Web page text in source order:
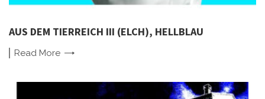
AUS DEM TIERREICH III (ELCH), HELLBLAU
Read More